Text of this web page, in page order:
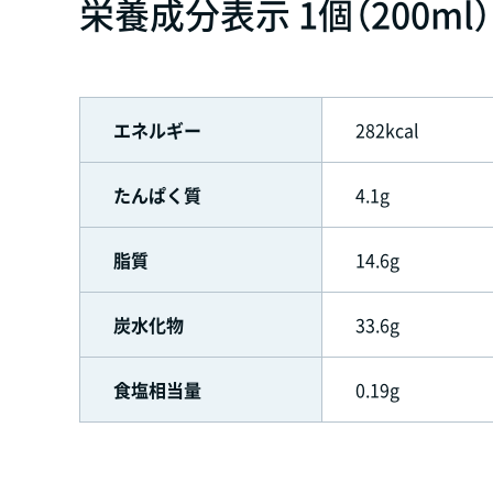
栄養成分表示 1個（200ml
エネルギー 282kcal
たんぱく質 4.1g
脂質 14.6g
炭水化物 33.6g
食塩相当量 0.19g